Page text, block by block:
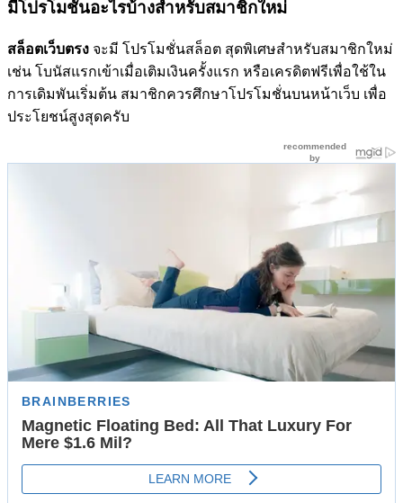
มีโปรโมชั่นอะไรบ้างสำหรับสมาชิกใหม่
สล็อตเว็บตรง จะมี โปรโมชั่นสล็อต สุดพิเศษสำหรับสมาชิกใหม่
เช่น โบนัสแรกเข้าเมื่อเติมเงินครั้งแรก หรือเครดิตฟรีเพื่อใช้ใน
การเดิมพันเริ่มต้น สมาชิกควรศึกษาโปรโมชั่นบนหน้าเว็บ เพื่อ
ประโยชน์สูงสุดครับ